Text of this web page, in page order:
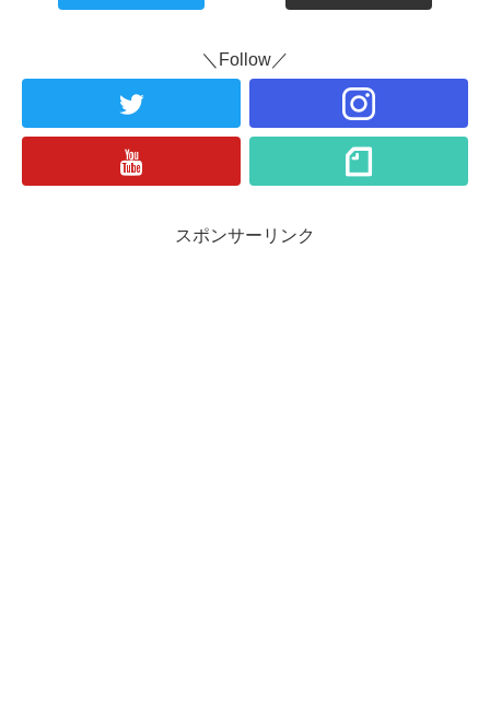
＼Follow／
スポンサーリンク